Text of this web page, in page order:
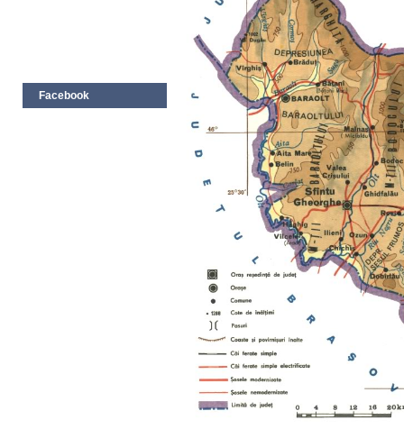
Facebook